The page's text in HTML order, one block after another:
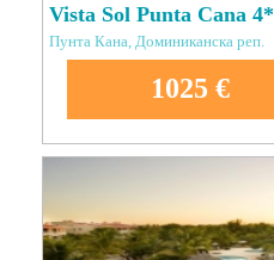
Vista Sol Punta Cana 4*
Пунта Кана, Доминиканска реп.
1025 €